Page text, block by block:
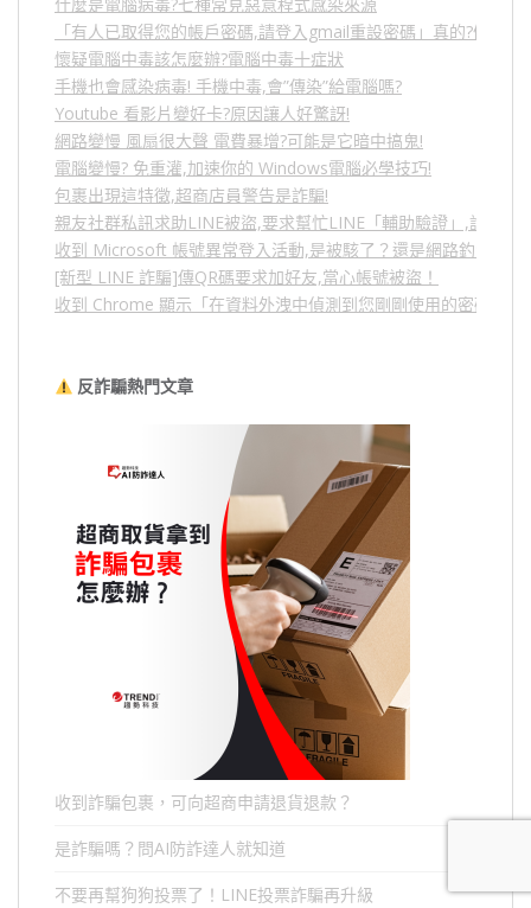
「有人已取得您的帳戶密碼,請登入gmail重設密碼」真的?假的?5
懷疑電腦中毒該怎麼辦?電腦中毒十症狀
手機也會感染病毒! 手機中毒,會”傳染”給電腦嗎?
Youtube 看影片變好卡?原因讓人好驚訝!
網路變慢 風扇很大聲 電費暴增?可能是它暗中搞鬼!
電腦變慢? 免重灌,加速你的 Windows電腦必學技巧!
包裹出現這特徵,超商店員警告是詐騙!
親友社群私訊求助LINE被盜,要求幫忙LINE「輔助驗證」,詐騙
收到 Microsoft 帳號異常登入活動,是被駭了？還是網路釣魚？
[新型 LINE 詐騙]傳QR碼要求加好友,當心帳號被盜！
收到 Chrome 顯示「在資料外洩中偵測到您剛剛使用的密碼」
反詐騙熱門文章
收到詐騙包裹，可向超商申請退貨退款？
是詐騙嗎？問AI防詐達人就知道
不要再幫狗狗投票了！LINE投票詐騙再升級